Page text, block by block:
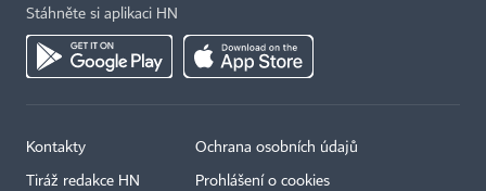
Stáhněte si aplikaci HN
Kontakty
Tiráž redakce HN
Ochrana osobních údajů
Prohlášení o cookies